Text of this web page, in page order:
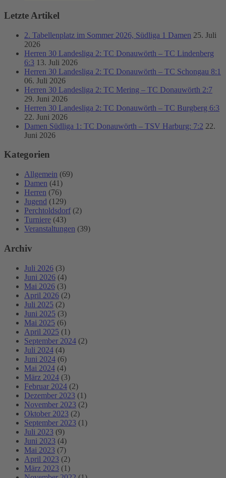
Letzte Artikel
2. Tabellenplatz im Sommer 2026, Südliga 1 Damen 25. Juli
2026
Herren 30 Landesliga 2: TC Donauwörth – TC Lindenberg
6:3 13. Juli 2026
Herren 30 Landesliga 2: TC Donauwörth – TC Schongau 8:1
06. Juli 2026
Herren 30 Landesliga 2: TC Mering – TC Donauwörth 2:7
29. Juni 2026
Herren 30 Landesliga 2: TC Donauwörth – TC Burgberg 6:3
22. Juni 2026
Damen Südliga 1: TC Donauwörth – TSV Harburg: 7:2 22.
Juni 2026
Kategorien
Allgemein (69)
Damen (41)
Herren (76)
Jugend (129)
Perchtoldsdorf (2)
Turniere (43)
Veranstaltungen (39)
Archiv
Juli 2026 (3)
Juni 2026 (4)
Mai 2026 (3)
April 2026 (2)
Juli 2025 (2)
Juni 2025 (3)
Mai 2025 (6)
April 2025 (1)
September 2024 (2)
Juli 2024 (4)
Juni 2024 (6)
Mai 2024 (4)
März 2024 (3)
Februar 2024 (2)
Dezember 2023 (1)
November 2023 (2)
Oktober 2023 (2)
September 2023 (1)
Juli 2023 (9)
Juni 2023 (4)
Mai 2023 (7)
April 2023 (2)
März 2023 (1)